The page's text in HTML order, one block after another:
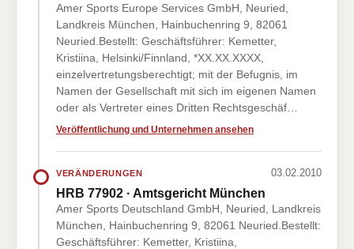
Amer Sports Europe Services GmbH, Neuried,
Landkreis München, Hainbuchenring 9, 82061
Neuried.Bestellt: Geschäftsführer: Kemetter,
Kristiina, Helsinki/Finnland, *XX.XX.XXXX,
einzelvertretungsberechtigt; mit der Befugnis, im
Namen der Gesellschaft mit sich im eigenen Namen
oder als Vertreter eines Dritten Rechtsgeschäf…
Veröffentlichung und Unternehmen ansehen
VERÄNDERUNGEN 03.02.2010
HRB 77902 · Amtsgericht München
Amer Sports Deutschland GmbH, Neuried, Landkreis
München, Hainbuchenring 9, 82061 Neuried.Bestellt:
Geschäftsführer: Kemetter, Kristiina,